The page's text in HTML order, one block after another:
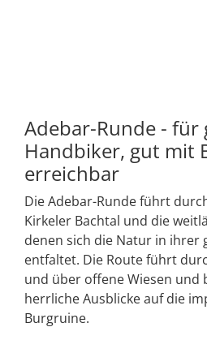
Adebar-Runde - für
Handbiker, gut mit
erreichbar
Die Adebar-Runde führt
Kirkeler Bachtal und die
denen sich die Natur in ihrer
entfaltet. Die Route führt
und über offene Wiesen und
herrliche Ausblicke auf die
Burgruine.